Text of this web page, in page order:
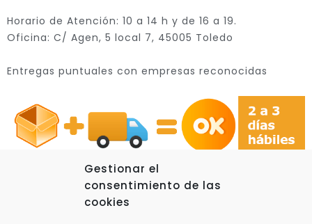
Gestionar el
consentimiento de las
cookies
Horario de Atención: 10 a 14 h y de 16 a 19.
Oficina: C/ Agen, 5 local 7, 45005 Toledo
Entregas puntuales con empresas reconocidas